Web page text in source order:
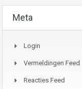
Meta
Login
Vermeldingen Feed
Reacties Feed